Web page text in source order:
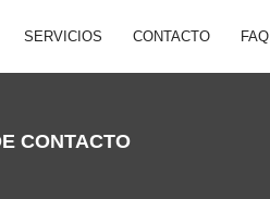
SERVICIOS CONTACTO FAQ
CONTACTO